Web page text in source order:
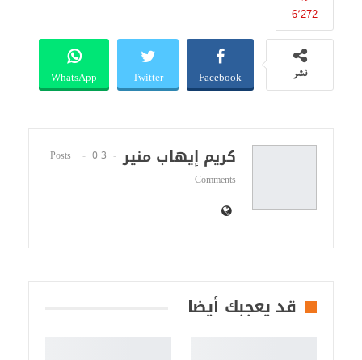
6٬272
نشر Facebook
Twitter
WhatsApp
كريم إيهاب منير 3 Posts
0
Comments
قد يعجبك أيضا